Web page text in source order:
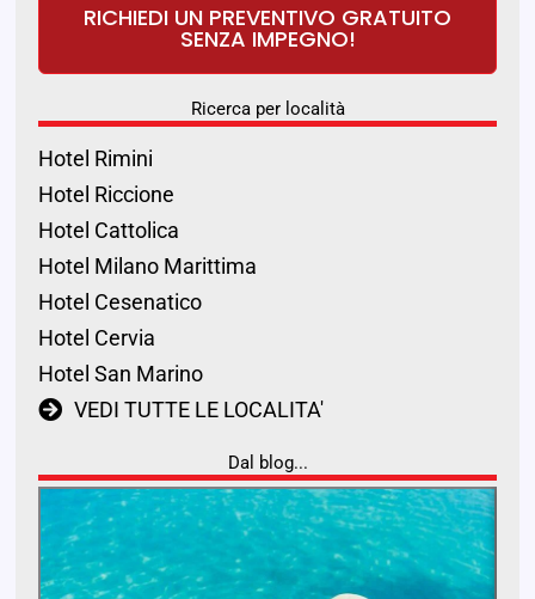
RICHIEDI UN PREVENTIVO GRATUITO
SENZA IMPEGNO!
Ricerca per località
Hotel Rimini
Hotel Riccione
Hotel Cattolica
Hotel Milano Marittima
Hotel Cesenatico
Hotel Cervia
Hotel San Marino
VEDI TUTTE LE LOCALITA'
Dal blog...